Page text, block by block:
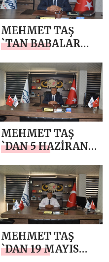
MEHMET TAŞ
`TAN BABALAR
MEHMET TAŞ
`DAN 5 HAZİRAN
GÜNÜ MESAJI
MEHMET TAŞ
`DAN 19 MAYIS